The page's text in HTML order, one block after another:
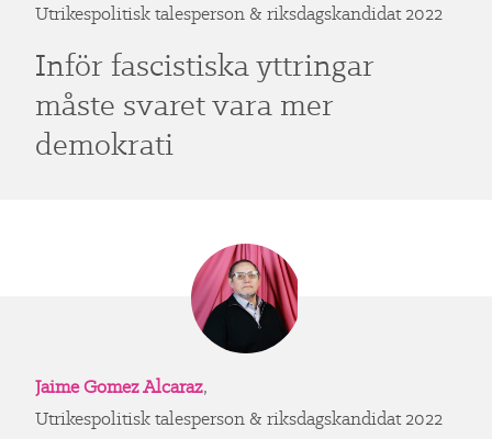
Utrikespolitisk talesperson & riksdagskandidat 2022
Inför fascistiska yttringar
måste svaret vara mer
demokrati
Jaime Gomez Alcaraz,
Utrikespolitisk talesperson & riksdagskandidat 2022